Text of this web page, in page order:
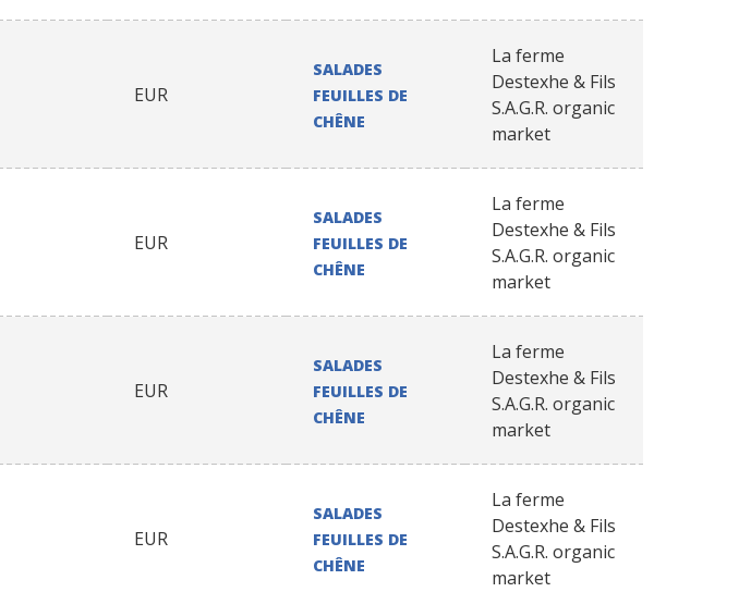
EUR
SALADES
FEUILLES DE
CHÊNE
La ferme
Destexhe & Fils
S.A.G.R. organic
market
EUR
SALADES
FEUILLES DE
CHÊNE
La ferme
Destexhe & Fils
S.A.G.R. organic
market
EUR
SALADES
FEUILLES DE
CHÊNE
La ferme
Destexhe & Fils
S.A.G.R. organic
market
EUR
SALADES
FEUILLES DE
CHÊNE
La ferme
Destexhe & Fils
S.A.G.R. organic
market